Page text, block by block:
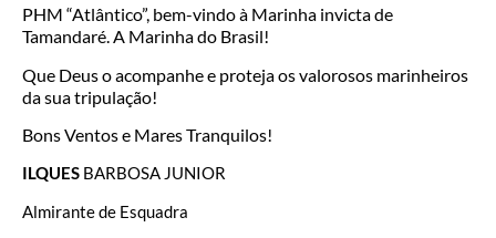
PHM “Atlântico”, bem-vindo à Marinha invicta de
Tamandaré. A Marinha do Brasil!
Que Deus o acompanhe e proteja os valorosos marinheiros
da sua tripulação!
Bons Ventos e Mares Tranquilos!
ILQUES BARBOSA JUNIOR
Almirante de Esquadra